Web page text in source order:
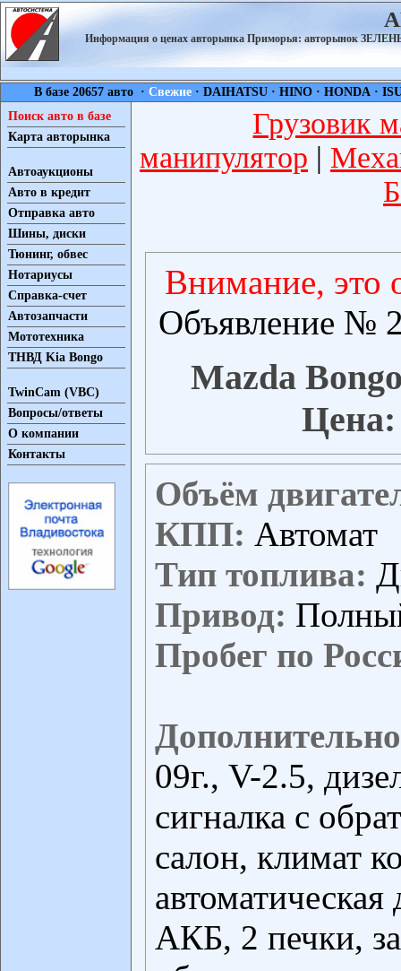
Информация о ценах авторынка Приморья: авторынок
В базе 20657 авто ·Свежие ·DAIHATSU ·HINO ·HONDA ·
Поиск авто в базе
Карта авторынка
Автоаукционы
Авто в кредит
Отправка авто
Шины, диски
Тюнинг, обвес
Нотариусы
Справка-счет
Автозапчасти
Мототехника
ТНВД Kia Bongo
TwinCam (VBC)
Вопросы/ответы
О компании
Контакты
Грузовик
манипулятор |
Внимание, это
Объявление №
Mazda
Цена:
Объём
КПП: Автомат
Тип топлива:
Привод:
Пробег по
09г., V-2.5,
сигналка с
салон, климат
АКБ, 2 печки,